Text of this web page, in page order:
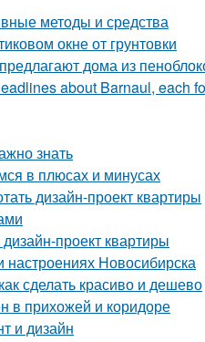
методы и средства
окне от грунтовки
дома из
about Barnaul, each
знать
в плюсах и минусах
дизайн-проект квартиры
проект квартиры
Новосибирска
красиво и дешево
в прихожей и коридоре
и дизайн